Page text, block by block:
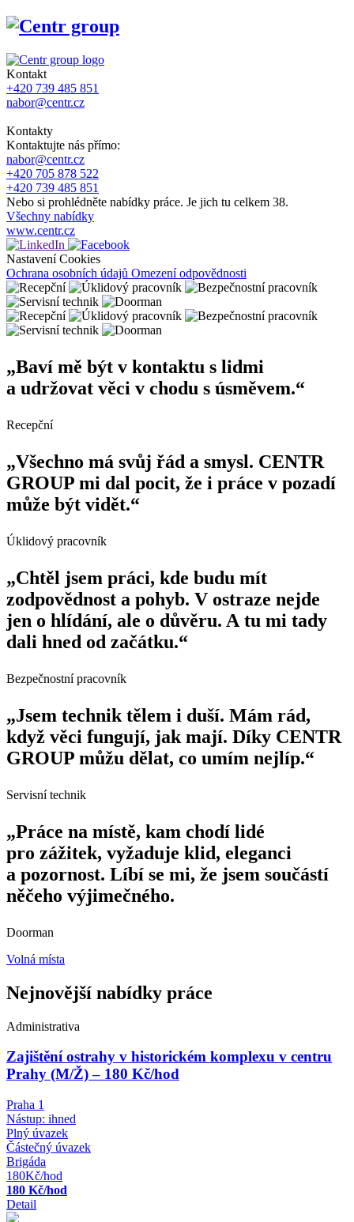
Kontakt
+420 739 485 851
nabor@centr.cz
Kontakty
Kontaktujte nás přímo:
nabor@centr.cz
+420 705 878 522
+420 739 485 851
Nebo si prohlédněte nabídky práce. Je jich tu celkem 38.
Všechny nabídky
www.centr.cz
Nastavení Cookies
Ochrana osobních údajů Omezení odpovědnosti
„Baví mě být v kontaktu s lidmi
a udržovat věci v chodu s úsměvem.“
Recepční
„Všechno má svůj řád a smysl. CENTR
GROUP mi dal pocit, že i práce v pozadí
může být vidět.“
Úklidový pracovník
„Chtěl jsem práci, kde budu mít
zodpovědnost a pohyb. V ostraze nejde
jen o hlídání, ale o důvěru. A tu mi tady
dali hned od začátku.“
Bezpečnostní pracovník
„Jsem technik tělem i duší. Mám rád,
když věci fungují, jak mají. Díky CENTR
GROUP můžu dělat, co umím nejlíp.“
Servisní technik
„Práce na místě, kam chodí lidé
pro zážitek, vyžaduje klid, eleganci
a pozornost. Líbí se mi, že jsem součástí
něčeho výjimečného.
Doorman
Volná místa
Nejnovější nabídky práce
Administrativa
Zajištění ostrahy v historickém komplexu v centru
Prahy (M/Ž) – 180 Kč/hod
Praha 1
Nástup: ihned
Plný úvazek
Částečný úvazek
Brigáda
180Kč/hod
180 Kč/hod
Detail